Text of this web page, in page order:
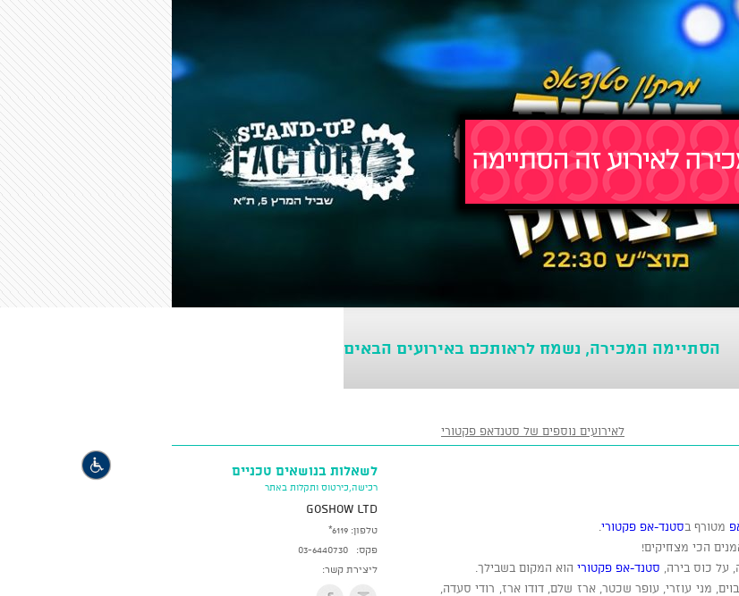
הסתיימה המכירה, נשמח לראותכם באירועים הבאים
לאירועים נוספים של סטנדאפ פקטורי
מטורף בסטנד-אפ פקטורי
הכי מצחיקים!
על כוס בירה, סטנד-אפ פקטורי הוא המקום בשבילך.
מני עוזרי, עופר שכטר, ארז שלם, דודו ארז, רודי סעדה,
לשאלות בנושאים טכניים
רכישה,כירטוס ותקלות באתר
GoShow LTD
טלפון: *6119
פקס:
03-6440730
ליצירת קשר: